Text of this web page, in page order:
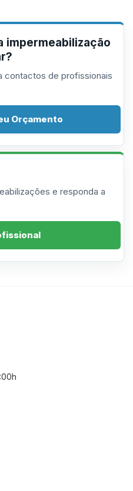
impermeabilização
contactos de profissionais
Orçamento
e responda a